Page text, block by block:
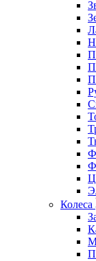
Колеса